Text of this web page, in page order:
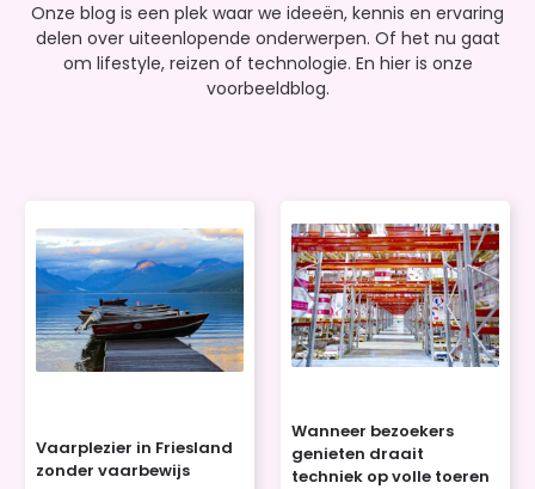
Onze blog is een plek waar we ideeën, kennis en ervaring
delen over uiteenlopende onderwerpen. Of het nu gaat
om lifestyle, reizen of technologie. En hier is onze
voorbeeldblog.
Vaarplezier in Friesland
zonder vaarbewijs
Wanneer bezoekers
genieten draait
techniek op volle toeren